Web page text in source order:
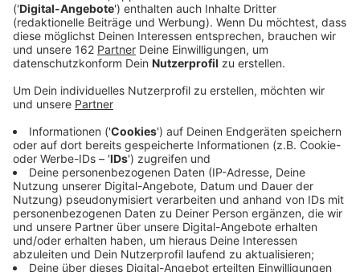
Veröffentlicht:Dienstag, 28.10.2025 15:17
Anzeige
In DuisburgAlt-Homberg hat in der Nacht ein Auto auf
der Imbuschstraße gebrannt. Gegen 3:45 Uhr ist ein
geparkter Audi in Flammen aufgegangen. Die
Feuerwehr hat das Feuer schnell gelöscht. Durch die
starken Flammen sind auch ein VW und ein Toyota
beschädigt worden. Ein aufmerksamer Anwohner hatte
zuvor einen lauten Knall gehört und sofort die
Feuerwehr alarmiert. Die Straße war während der